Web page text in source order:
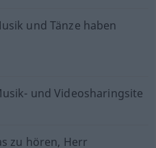
und Tänze haben
und Videosharingsite
zu hören, Herr